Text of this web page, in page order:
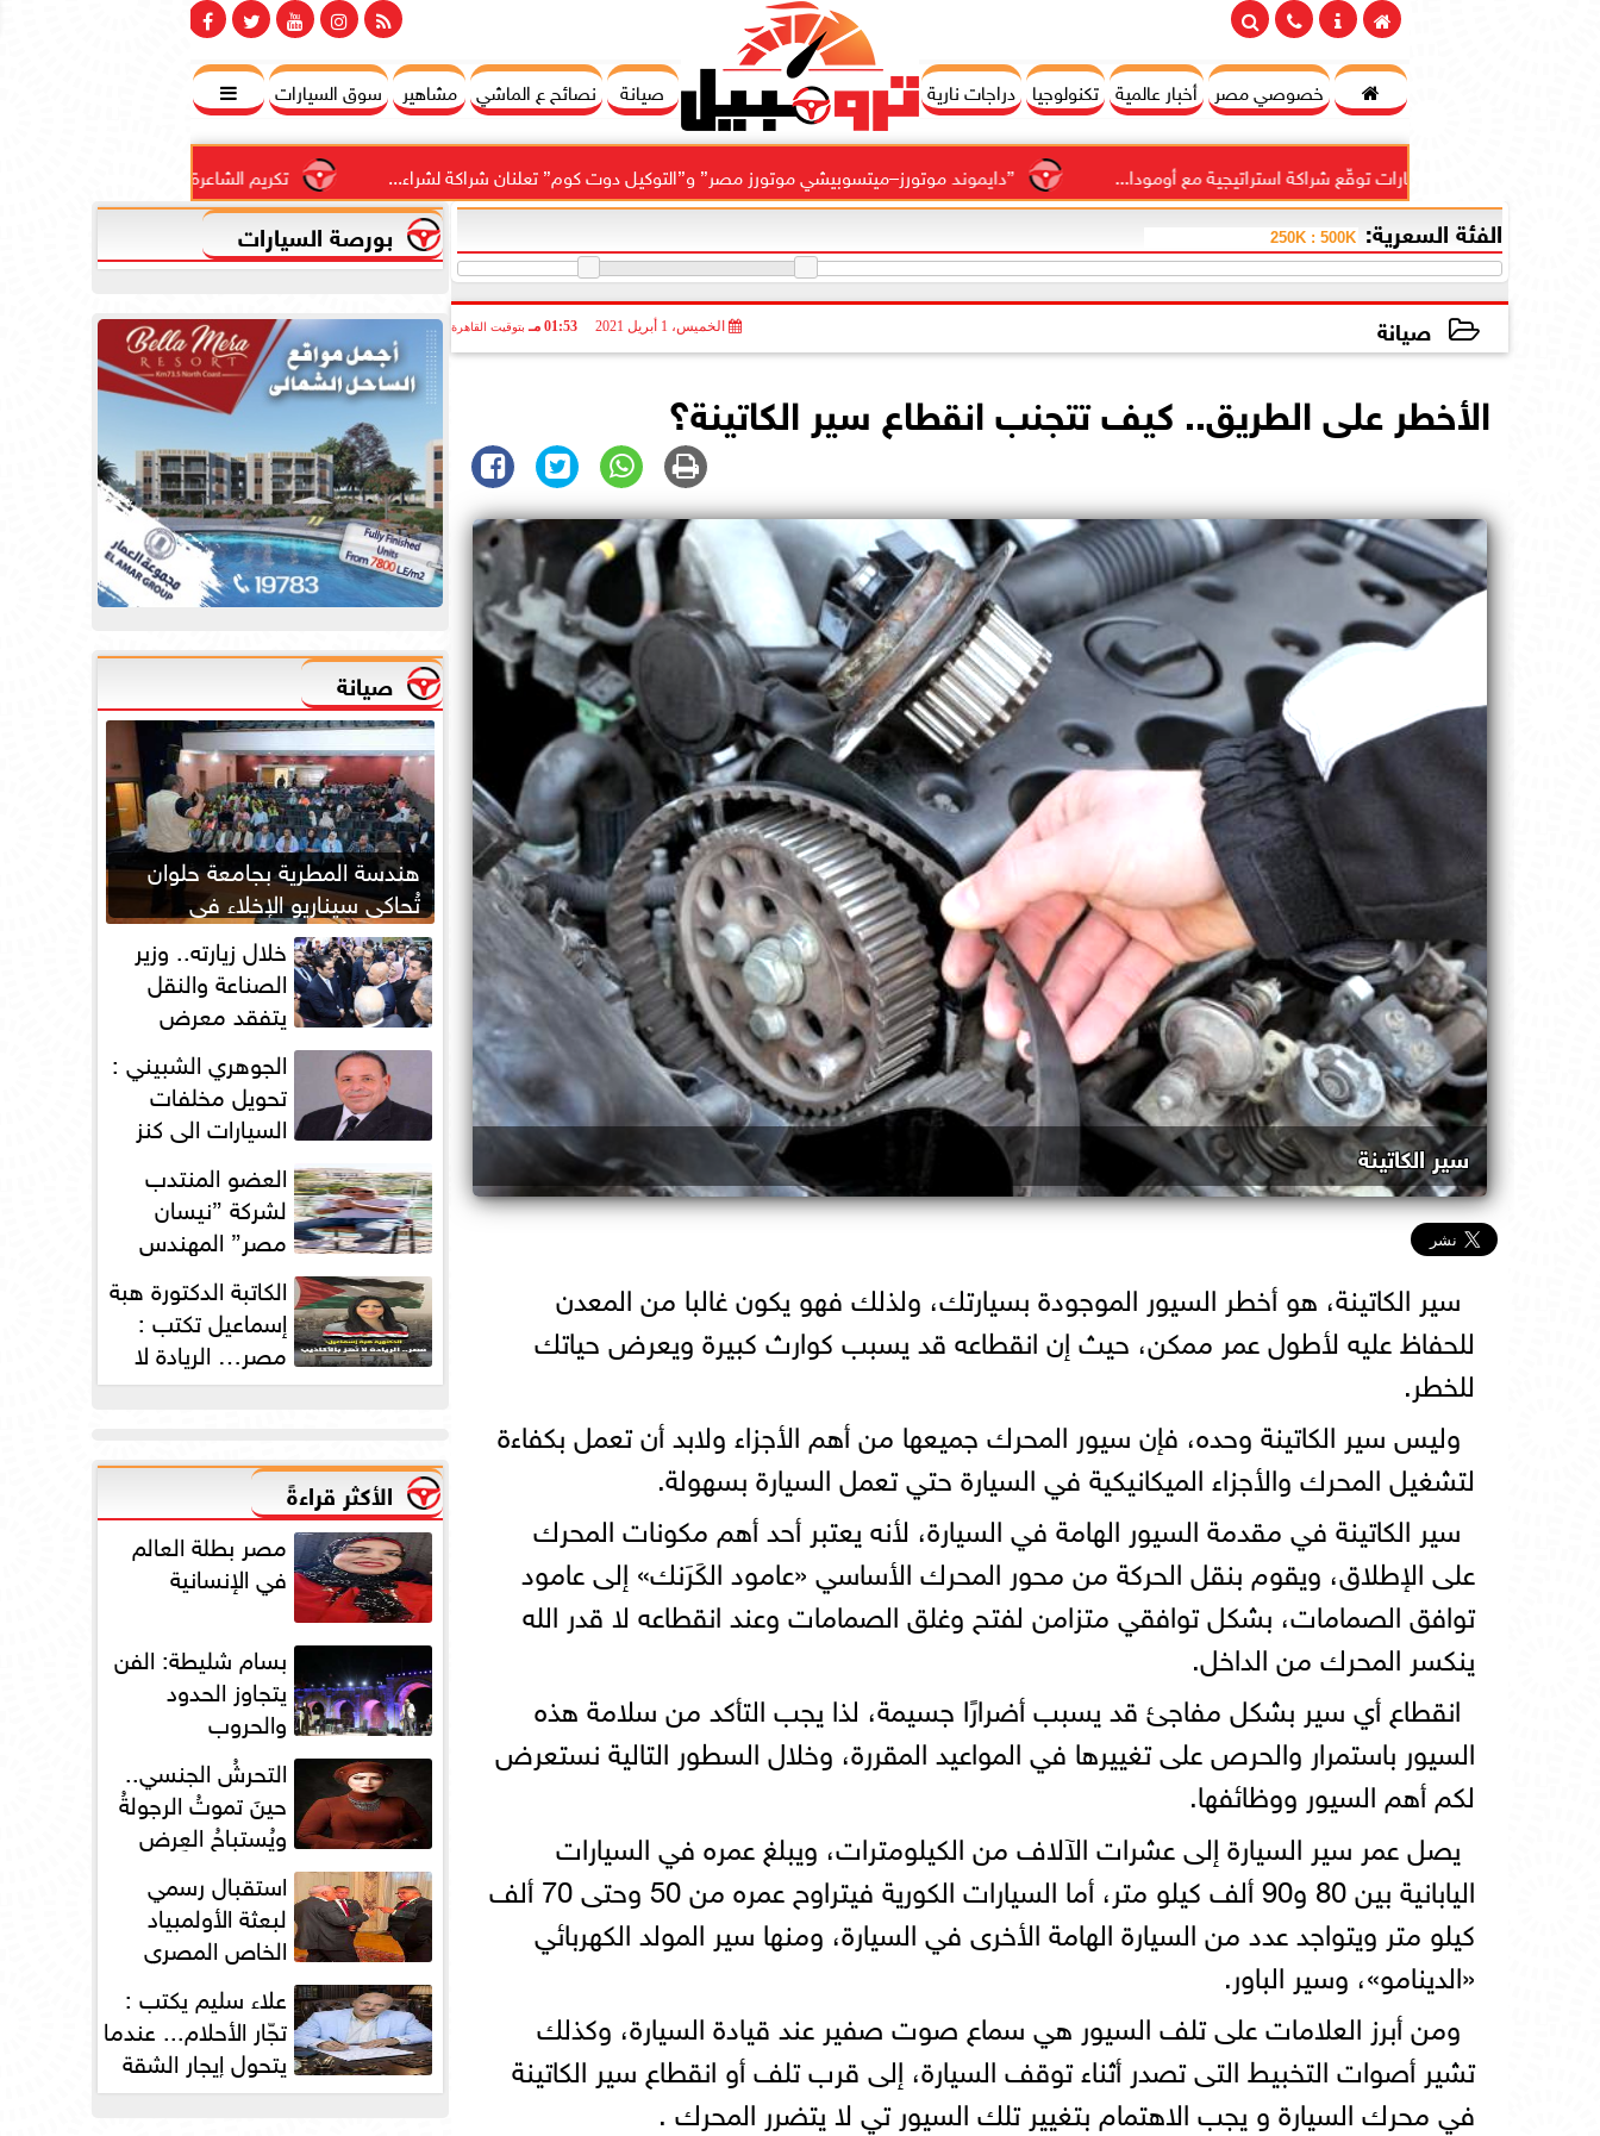
 خصوصي مصر أخبار عالمية تكنولوجيا دراجات نارية صيانة نصائح ع الماشي مشاهير سوق السيارات 
تكريم الشاعرة المغربية عائشة تاقي في مجموعة ”دايموند موتورز–ميتسوبيشي موتورز مصر” و”التوكيل دوت كوم” تعلنان شراكة لشراء... للاستثمارات توقّع شراكة استراتيجية مع أومودا...
الفئة السعرية:
صيانة الخميس، 1 أبريل 2021 01:53 مـ بتوقيت القاهرة
الأخطر على الطريق.. كيف تتجنب انقطاع سير الكاتينة؟
سير الكاتينة
سير الكاتينة، هو أخطر السيور الموجودة بسيارتك، ولذلك فهو يكون غالبا من المعدن
للحفاظ عليه لأطول عمر ممكن، حيث إن انقطاعه قد يسبب كوارث كبيرة ويعرض حياتك
للخطر.
وليس سير الكاتينة وحده، فإن سيور المحرك جميعها من أهم الأجزاء ولابد أن تعمل بكفاءة
لتشغيل المحرك والأجزاء الميكانيكية في السيارة حتي تعمل السيارة بسهولة.
سير الكاتينة في مقدمة السيور الهامة في السيارة، لأنه يعتبر أحد أهم مكونات المحرك
على الإطلاق، ويقوم بنقل الحركة من محور المحرك الأساسي «عامود الكَرَنك» إلى عامود
توافق الصمامات، بشكل توافقي متزامن لفتح وغلق الصمامات وعند انقطاعه لا قدر الله
ينكسر المحرك من الداخل.
انقطاع أي سير بشكل مفاجئ قد يسبب أضرارًا جسيمة، لذا يجب التأكد من سلامة هذه
السيور باستمرار والحرص على تغييرها في المواعيد المقررة، وخلال السطور التالية نستعرض
لكم أهم السيور ووظائفها.
يصل عمر سير السيارة إلى عشرات الآلاف من الكيلومترات، ويبلغ عمره في السيارات
اليابانية بين 80 و90 ألف كيلو متر، أما السيارات الكورية فيتراوح عمره من 50 وحتى 70 ألف
كيلو متر ويتواجد عدد من السيارة الهامة الأخرى في السيارة، ومنها سير المولد الكهربائي
«الدينامو»، وسير الباور.
ومن أبرز العلامات على تلف السيور هي سماع صوت صفير عند قيادة السيارة، وكذلك
تشير أصوات التخبيط التى تصدر أثناء توقف السيارة، إلى قرب تلف أو انقطاع سير الكاتينة
في محرك السيارة و يجب الاهتمام بتغيير تلك السيور تي لا يتضرر المحرك .
بورصة السيارات
صيانة
هندسة المطرية بجامعة حلوان
تُحاكي سيناريو الإخلاء في
الحرائق لتعزيز جاهزية الطوارئ
خلال زيارته.. وزير
الصناعة والنقل
يتفقد معرض
دورته الأولى الجوهري الشبيني :
تحويل مخلفات
السيارات الي كنز
بمليارات الدولارات
العضو المنتدب
لشركة ”نيسان
مصر” المهندس
محمد عبد الصمد:
2025 عامًا استثنائيًا... الكاتبة الدكتورة هبة
إسماعيل تكتب :
مصر… الريادة لا
تُهز بالأكاذيب
الأكثر قراءةً
مصر بطلة العالم
في الإنسانية
بسام شليطة: الفن
يتجاوز الحدود
والحروب
التحرشُ الجنسي..
حينَ تموتُ الرجولةُ
ويُستباحُ العِرض
استقبال رسمي
لبعثة الأولمبياد
الخاص المصري
بسفارة مصر في
باريس علاء سليم يكتب :
تجّار الأحلام... عندما
يتحول إيجار الشقة
إلى مقصلةٍ...